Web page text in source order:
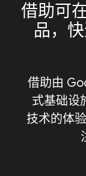
借助可
品，
借助由
式基础设
技术的体